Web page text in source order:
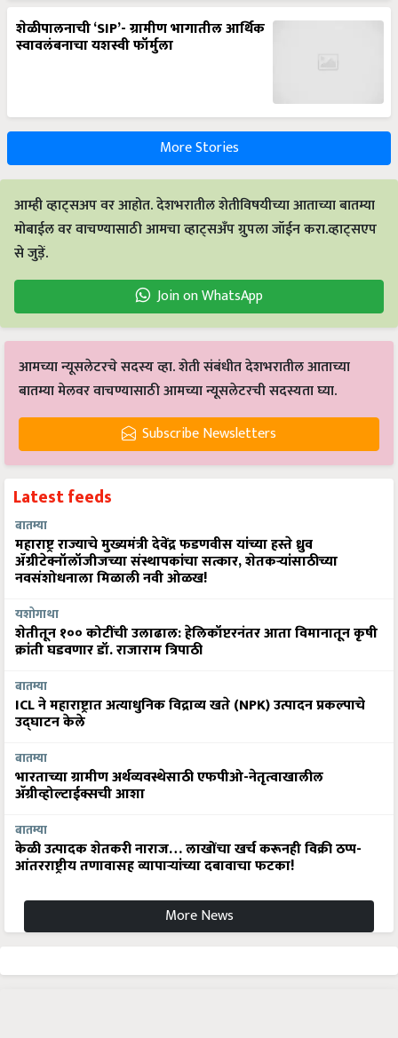
शेळीपालनाची ‘SIP’- ग्रामीण भागातील आर्थिक
स्वावलंबनाचा यशस्वी फॉर्मुला
More Stories
आम्ही व्हाट्सअप वर आहोत. देशभरातील शेतीविषयीच्या आताच्या बातम्या
मोबाईल वर वाचण्यासाठी आमचा व्हाट्सअँप ग्रुपला जॉईन करा.व्हाट्सएप
से जुड़ें.
Join on WhatsApp
आमच्या न्यूसलेटरचे सदस्य व्हा. शेती संबंधीत देशभरातील आताच्या
बातम्या मेलवर वाचण्यासाठी आमच्या न्यूसलेटरची सदस्यता घ्या.
Subscribe Newsletters
Latest feeds
बातम्या
महाराष्ट्र राज्याचे मुख्यमंत्री देवेंद्र फडणवीस यांच्या हस्ते ध्रुव
ॲग्रीटेक्नॉलॉजीजच्या संस्थापकांचा सत्कार, शेतकऱ्यांसाठीच्या
नवसंशोधनाला मिळाली नवी ओळख!
यशोगाथा
शेतीतून १०० कोटींची उलाढाल: हेलिकॉप्टरनंतर आता विमानातून कृषी
क्रांती घडवणार डॉ. राजाराम त्रिपाठी
बातम्या
ICL ने महाराष्ट्रात अत्याधुनिक विद्राव्य खते (NPK) उत्पादन प्रकल्पाचे
उद्घाटन केले
बातम्या
भारताच्या ग्रामीण अर्थव्यवस्थेसाठी एफपीओ-नेतृत्वाखालील
अ‍ॅग्रीव्होल्टाईक्सची आशा
बातम्या
केळी उत्पादक शेतकरी नाराज… लाखोंचा खर्च करूनही विक्री ठप्प-
आंतरराष्ट्रीय तणावासह व्यापाऱ्यांच्या दबावाचा फटका!
More News